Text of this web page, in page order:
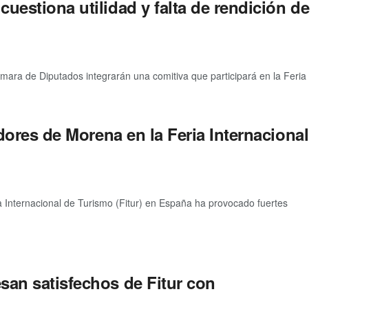
utilidad y falta de rendición de
de Diputados integrarán una comitiva que participará en la Feria
de Morena en la Feria Internacional
de Turismo (Fitur) en España ha provocado fuertes
satisfechos de Fitur con